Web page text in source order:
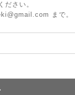
ださい。
まで。